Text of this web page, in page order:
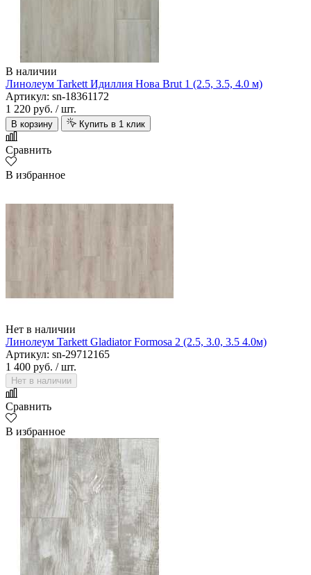
В наличии
Линолеум Tarkett Идиллия Нова Brut 1 (2.5, 3.5, 4.0 м)
Артикул: sn-18361172
1 220 руб. / шт.
В корзину Купить в 1 клик
Сравнить
В избранное
Нет в наличии
Линолеум Tarkett Gladiator Formosa 2 (2.5, 3.0, 3.5 4.0м)
Артикул: sn-29712165
1 400 руб. / шт.
Нет в наличии
Сравнить
В избранное